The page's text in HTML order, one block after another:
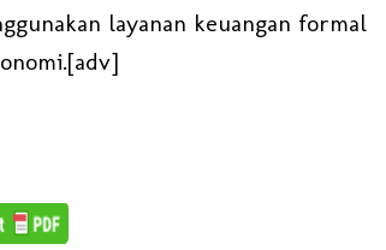
layanan keuangan formal